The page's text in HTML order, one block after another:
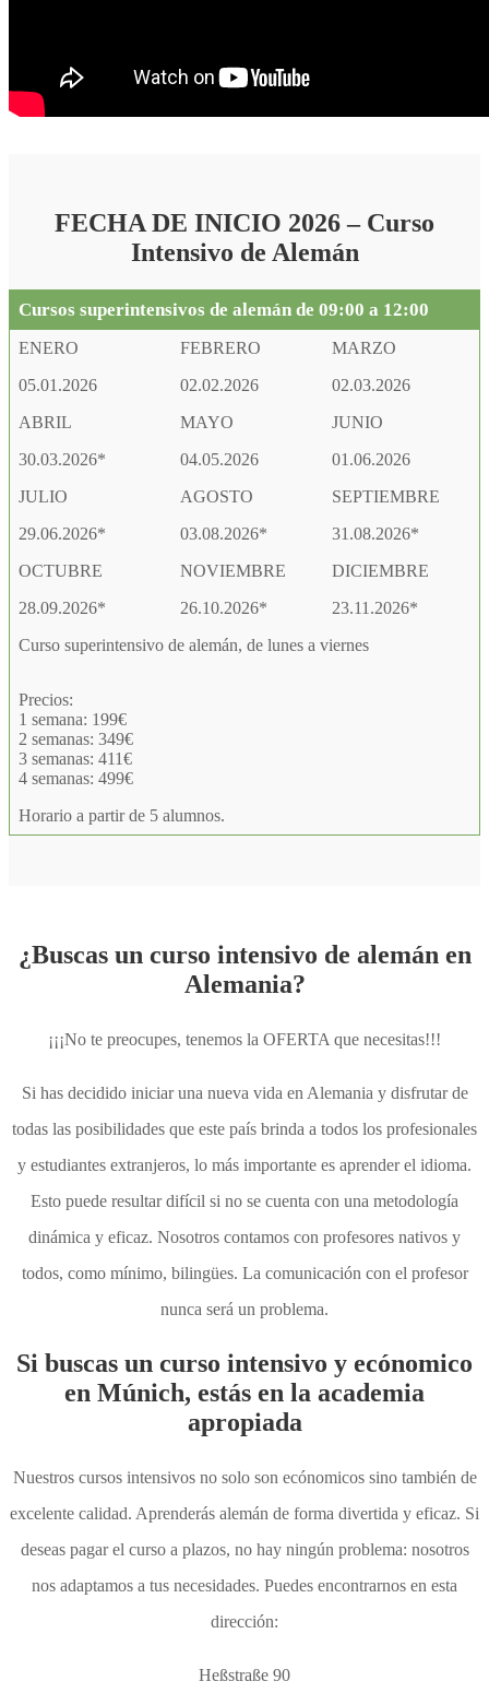
FECHA DE INICIO 2026 – Curso
Intensivo de Alemán
Cursos superintensivos de alemán de 09:00 a 12:00
ENERO FEBRERO
MARZO
05.01.2026
02.02.2026
02.03.2026
ABRIL
MAYO
JUNIO
30.03.2026*
04.05.2026
01.06.2026
JULIO
AGOSTO
SEPTIEMBRE
29.06.2026*
03.08.2026*
31.08.2026*
OCTUBRE
NOVIEMBRE
DICIEMBRE
28.09.2026*
26.10.2026*
23.11.2026*
Curso superintensivo de alemán, de lunes a viernes
Precios:
1 semana: 199€
2 semanas: 349€
3 semanas: 411€
4 semanas: 499€
Horario a partir de 5 alumnos.
¿Buscas un curso intensivo de alemán en
Alemania?
¡¡¡No te preocupes, tenemos la OFERTA que necesitas!!!
Si has decidido iniciar una nueva vida en Alemania y disfrutar de
todas las posibilidades que este país brinda a todos los profesionales
y estudiantes extranjeros, lo más importante es aprender el idioma.
Esto puede resultar difícil si no se cuenta con una metodología
dinámica y eficaz. Nosotros contamos con profesores nativos y
todos, como mínimo, bilingües. La comunicación con el profesor
nunca será un problema.
Si buscas un curso intensivo y ecónomico
en Múnich, estás en la academia
apropiada
Nuestros cursos intensivos no solo son ecónomicos sino también de
excelente calidad. Aprenderás alemán de forma divertida y eficaz. Si
deseas pagar el curso a plazos, no hay ningún problema: nosotros
nos adaptamos a tus necesidades. Puedes encontrarnos en esta
dirección:
Heßstraße 90